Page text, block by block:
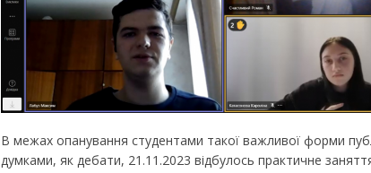
В межах опанування студентами такої важливої форми
думками, як дебати, 21.11.2023 відбулось практичне